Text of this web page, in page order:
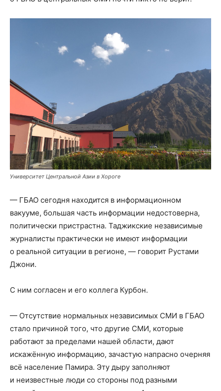
Университет Центральной Азии в Хороге
— ГБАО сегодня находится в информационном
вакууме, большая часть информации недостоверна,
политически пристрастна. Таджикские независимые
журналисты практически не имеют информации
о реальной ситуации в регионе, — говорит Рустами
Джони.
С ним согласен и его коллега Курбон.
— Отсутствие нормальных независимых СМИ в ГБАО
стало причиной того, что другие СМИ, которые
работают за пределами нашей области, дают
искажённую информацию, зачастую напрасно очерняя
всё население Памира. Эту дыру заполняют
и неизвестные люди со стороны под разными